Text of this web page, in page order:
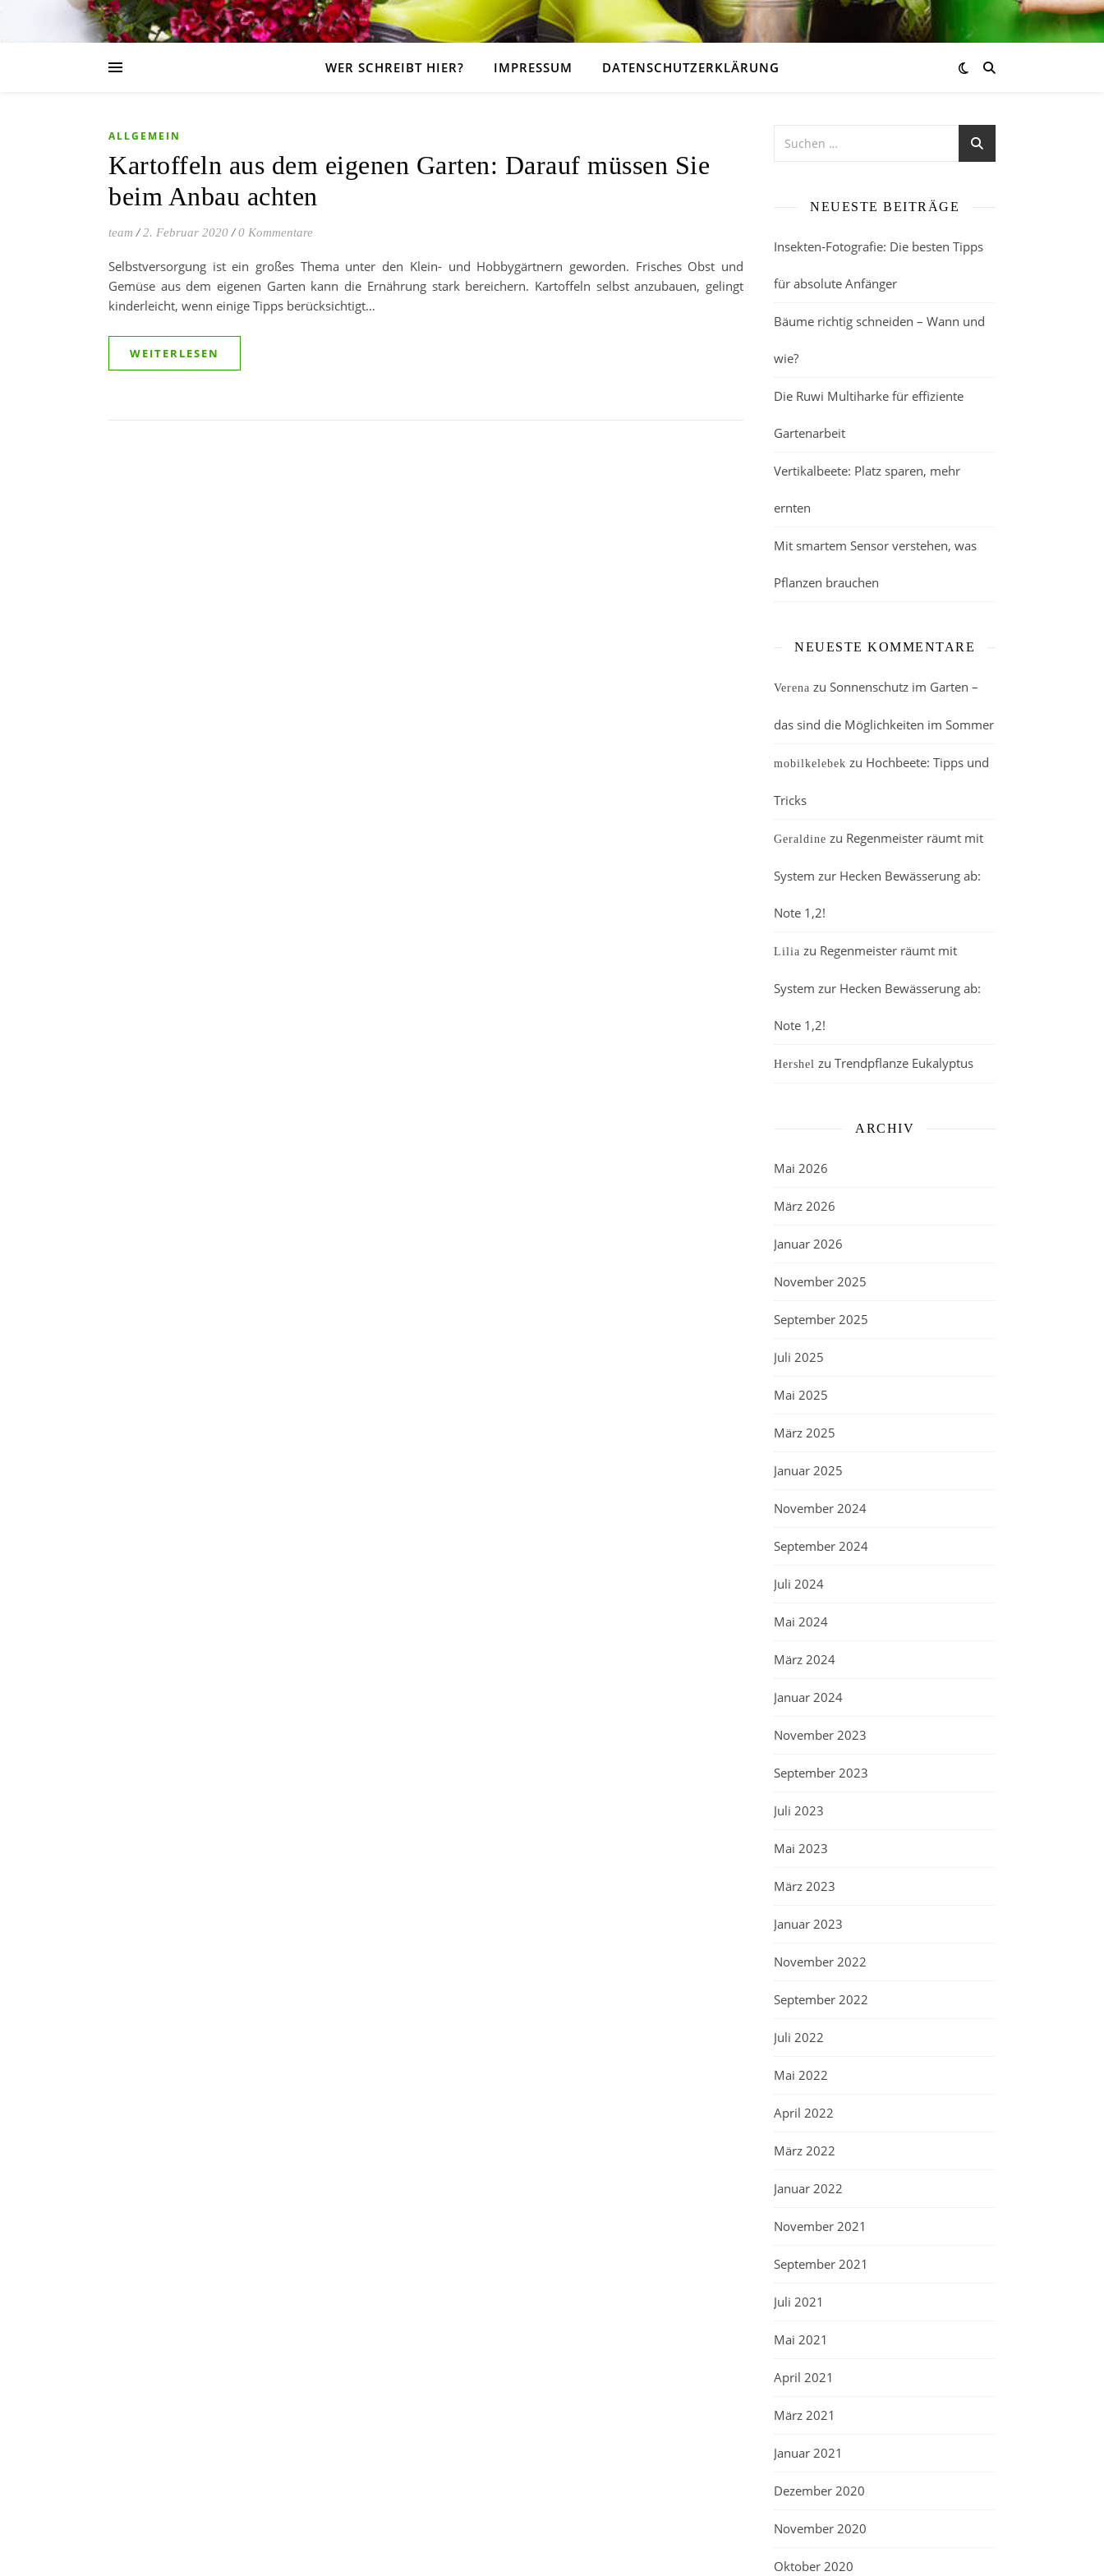
WER SCHREIBT HIER? IMPRESSUM DATENSCHUTZERKLÄRUNG
ALLGEMEIN
Kartoffeln aus dem eigenen Garten: Darauf müssen Sie
beim Anbau achten
team / 2. Februar 2020 / 0 Kommentare
Selbstversorgung ist ein großes Thema unter den Klein- und Hobbygärtnern geworden. Frisches Obst und
Gemüse aus dem eigenen Garten kann die Ernährung stark bereichern. Kartoffeln selbst anzubauen, gelingt
kinderleicht, wenn einige Tipps berücksichtigt…
WEITERLESEN
NEUESTE BEITRÄGE
Insekten-Fotografie: Die besten Tipps
für absolute Anfänger
Bäume richtig schneiden – Wann und
wie?
Die Ruwi Multiharke für effiziente
Gartenarbeit
Vertikalbeete: Platz sparen, mehr
ernten
Mit smartem Sensor verstehen, was
Pflanzen brauchen
NEUESTE KOMMENTARE
Verena zu Sonnenschutz im Garten –
das sind die Möglichkeiten im Sommer
mobilkelebek zu Hochbeete: Tipps und
Tricks
Geraldine zu Regenmeister räumt mit
System zur Hecken Bewässerung ab:
Note 1,2!
Lilia zu Regenmeister räumt mit
System zur Hecken Bewässerung ab:
Note 1,2!
Hershel zu Trendpflanze Eukalyptus
ARCHIV
Mai 2026
März 2026
Januar 2026
November 2025
September 2025
Juli 2025
Mai 2025
März 2025
Januar 2025
November 2024
September 2024
Juli 2024
Mai 2024
März 2024
Januar 2024
November 2023
September 2023
Juli 2023
Mai 2023
März 2023
Januar 2023
November 2022
September 2022
Juli 2022
Mai 2022
April 2022
März 2022
Januar 2022
November 2021
September 2021
Juli 2021
Mai 2021
April 2021
März 2021
Januar 2021
Dezember 2020
November 2020
Oktober 2020